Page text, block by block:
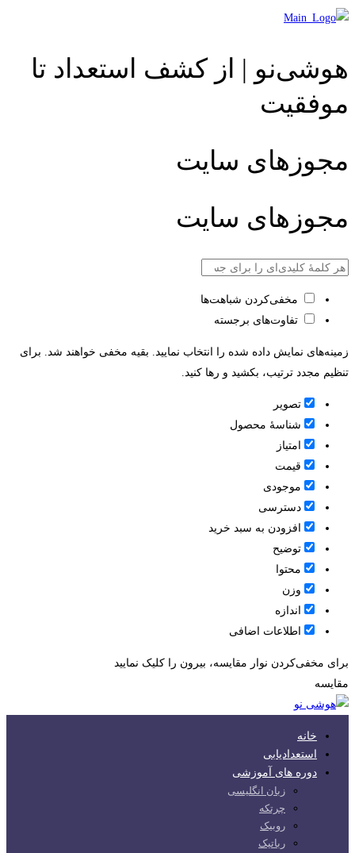
هوشی‌نو | از کشف استعداد تا
موفقیت
مجوزهای سایت
مجوزهای سایت
مخفی‌کردن شباهت‌ها
تفاوت‌های برجسته
زمینه‌های نمایش داده شده را انتخاب نمایید. بقیه مخفی خواهند شد. برای
تنظیم مجدد ترتیب، بکشید و رها کنید.
تصویر
شناسۀ محصول
امتیاز
قيمت
موجودی
دسترسی
افزودن به سبد خرید
توضیح
محتوا
وزن
اندازه
اطلاعات اضافی
برای مخفی‌کردن نوار مقایسه، بیرون را کلیک نمایید
مقایسه
خانه
استعدادیابی
دوره های آموزشی
زبان انگلیسی
چرتکه
روبیک
رباتیک